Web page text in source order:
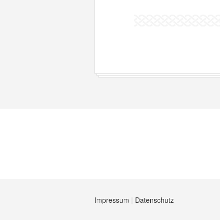
Impressum | Datenschutz